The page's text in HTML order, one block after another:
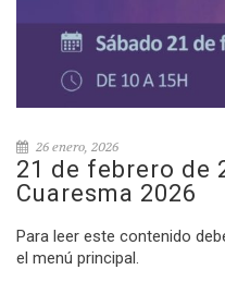
26 enero, 2026
21 de febrero de
Cuaresma 2026
Para leer este contenido
el menú principal.